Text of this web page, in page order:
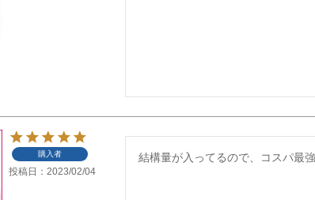
購入者
投稿日 2023/02/04
結構量が入ってるので、コスパ最